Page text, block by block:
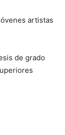
artistas
de grado